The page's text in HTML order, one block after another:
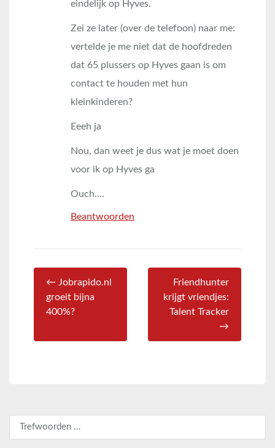
eindelijk op Hyves.
Zei ze later (over de telefoon) naar me:
vertelde je me niet dat de hoofdreden
dat 65 plussers op Hyves gaan is om
contact te houden met hun
kleinkinderen?
Eeeh ja
Nou, dan weet je dus wat je moet doen
voor ik op Hyves ga
Ouch….
Beantwoorden
← Jobrapido.nl
groeit bijna
400%?
Friendhunter
krijgt vriendjes:
Talent Tracker
→
Zoeken naar: